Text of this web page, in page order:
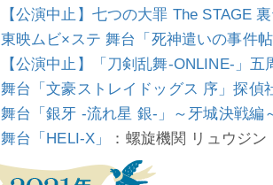
【公演中止】七つの大罪 The STAGE
東映ムビ×ステ 舞台「死神遣いの事件帖
【公演中止】「刀剣乱舞-ONLINE-」五
舞台「文豪ストレイドッグス 序」探偵
舞台「銀牙 -流れ星 銀-」～牙城決戦編
舞台「HELI-X」
：螺旋機関 リュウジン